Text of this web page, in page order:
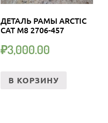
ДЕТАЛЬ РАМЫ ARCTIC
CAT M8 2706-457
₽3,000.00
В КОРЗИНУ